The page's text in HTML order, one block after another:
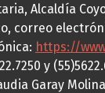
Alcaldía
correo
https://
y
Garay